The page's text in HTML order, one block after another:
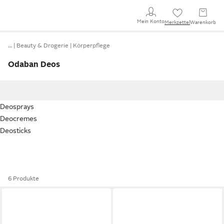
Mein KontoMerkzettel Warenkorb
… Beauty & Drogerie Körperpflege
Odaban Deos
Deosprays
Deocremes
Deosticks
6 Produkte